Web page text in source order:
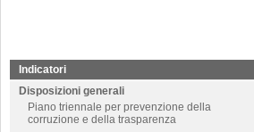
Indicatori
Disposizioni generali
Piano triennale per prevenzione della
corruzione e della trasparenza